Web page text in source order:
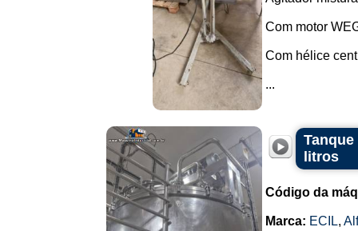
Com motor
Com hélice
...
litros
Código da
Marca: ECIL,